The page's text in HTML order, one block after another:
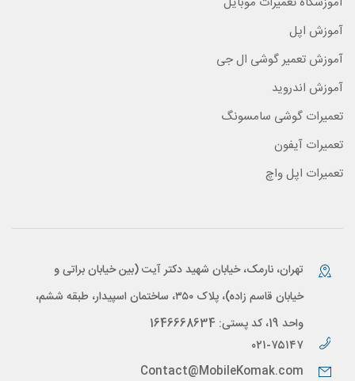
آموزش اپل
آموزش تعمیر گوشی ال جی
آموزش اندروید
تعمیرات گوشی سامسونگ
تعمیرات آیفون
تعمیرات اپل واچ
تهران، نارمک، خیابان شهید دکتر آیت (بین خیابان براتی و
خیابان قاسم زاده)، پلاک ۳۵۰، ساختمان اسپیدار، طبقه ششم،
واحد 19، کد پستی: 1646668634
۰۲۱-۷۵۱۴۷
Contact@MobileKomak.com